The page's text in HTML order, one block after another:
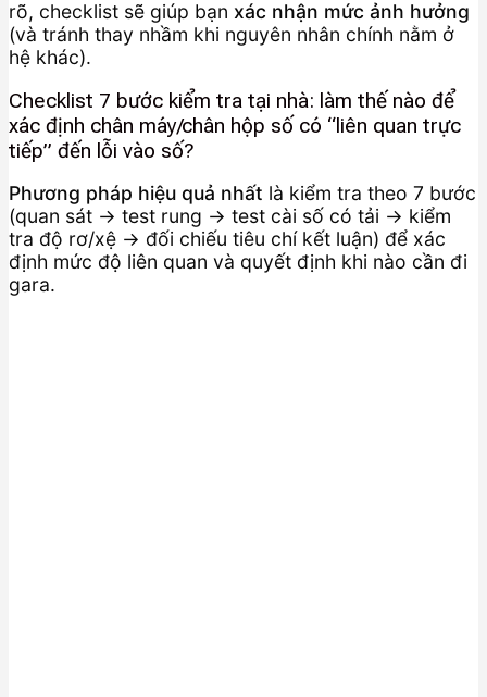
rõ, checklist sẽ giúp bạn xác nhận mức ảnh hưởng
(và tránh thay nhầm khi nguyên nhân chính nằm ở
hệ khác).
Checklist 7 bước kiểm tra tại nhà: làm thế nào để
xác định chân máy/chân hộp số có “liên quan trực
tiếp” đến lỗi vào số?
Phương pháp hiệu quả nhất là kiểm tra theo 7 bước
(quan sát → test rung → test cài số có tải → kiểm
tra độ rơ/xệ → đối chiếu tiêu chí kết luận) để xác
định mức độ liên quan và quyết định khi nào cần đi
gara.